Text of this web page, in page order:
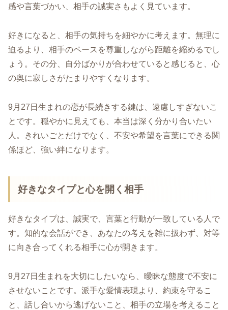
感や言葉づかい、相手の誠実さもよく見ています。
好きになると、相手の気持ちを細やかに考えます。無理に
迫るより、相手のペースを尊重しながら距離を縮めるでし
ょう。その分、自分ばかりが合わせていると感じると、心
の奥に寂しさがたまりやすくなります。
9月27日生まれの恋が長続きする鍵は、遠慮しすぎないこ
とです。穏やかに見えても、本当は深く分かり合いたい
人。きれいごとだけでなく、不安や希望を言葉にできる関
係ほど、強い絆になります。
好きなタイプと心を開く相手
好きなタイプは、誠実で、言葉と行動が一致している人で
す。知的な会話ができ、あなたの考えを雑に扱わず、対等
に向き合ってくれる相手に心が開きます。
9月27日生まれを大切にしたいなら、曖昧な態度で不安に
させないことです。派手な愛情表現より、約束を守るこ
と、話し合いから逃げないこと、相手の立場を考えること